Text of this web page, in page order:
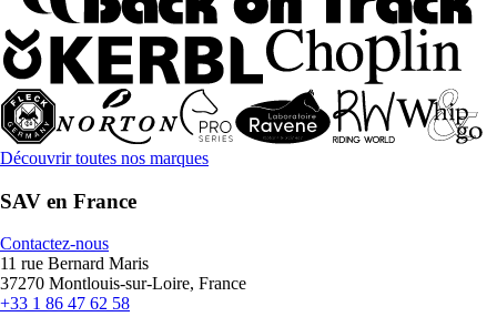
Découvrir toutes nos marques
SAV en France
Contactez-nous
11 rue Bernard Maris
37270 Montlouis-sur-Loire, France
+33 1 86 47 62 58